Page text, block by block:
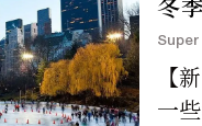
Super
【
一